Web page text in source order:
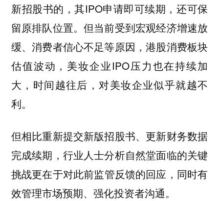
新招股书的，其IPO申请即可续期 ，还可保
留原排队位置。但当前受到宏观经济增速放
缓、消费者信心不足等原因，港股消费板块
估值波动，美妆企业IPO压力也在持续加
大，时间越往后，对美妆企业似乎就越不
利。
但相比重新提交新版招股书、更新财务数据
完成续期，行业人士分析自然堂面临的关键
挑战更在于对此前监管反馈的回应，同时有
效管理市场预期、强化投资者沟通。